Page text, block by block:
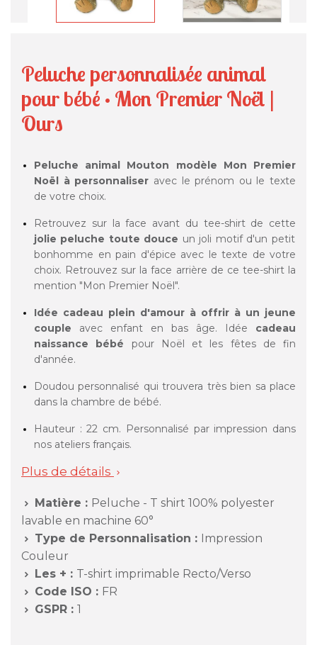
Peluche personnalisée animal
pour bébé · Mon Premier Noël |
Ours
Peluche animal Mouton modèle Mon Premier
Noël à personnaliser avec le prénom ou le texte
de votre choix.
Retrouvez sur la face avant du tee-shirt de cette
jolie peluche toute douce un joli motif d'un petit
bonhomme en pain d'épice avec le texte de votre
choix. Retrouvez sur la face arrière de ce tee-shirt la
mention "Mon Premier Noël".
Idée cadeau plein d'amour à offrir à un jeune
couple avec enfant en bas âge. Idée cadeau
naissance bébé pour Noël et les fêtes de fin
d'année.
Doudou personnalisé qui trouvera très bien sa place
dans la chambre de bébé.
Hauteur : 22 cm. Personnalisé par impression dans
nos ateliers français.
Plus de détails 
 Matière : Peluche - T shirt 100% polyester
lavable en machine 60°
 Type de Personnalisation : Impression
Couleur
 Les + : T-shirt imprimable Recto/Verso
 Code ISO : FR
 GSPR : 1